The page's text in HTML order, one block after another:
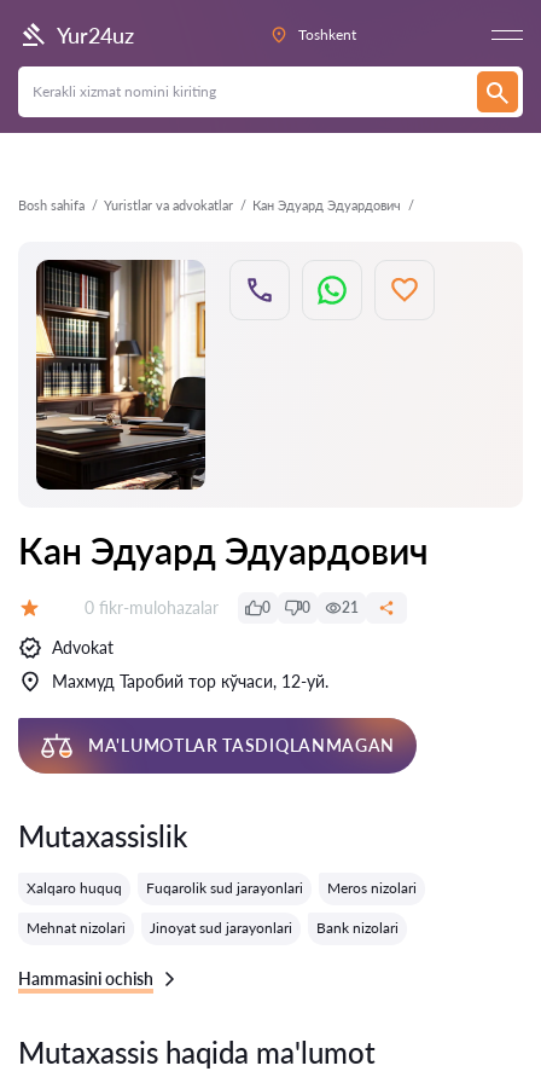
Yur24uz Toshkent
Bosh sahifa Yuristlar va advokatlar Кан Эдуард Эдуардович
Orqaga
Кан Эдуард Эдуардович
Fikrlar:
0 fikr-mulohazalar 0 0 21
Advokat
Махмуд Таробий тор кўчаси, 12-уй.
MA'LUMOTLAR TASDIQLANMAGAN
Mutaxassislik
Xalqaro huquq Fuqarolik sud jarayonlari Meros nizolari
Mehnat nizolari Jinoyat sud jarayonlari Bank nizolari
Hammasini ochish
Mutaxassis haqida ma'lumot